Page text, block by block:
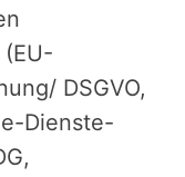
DSGVO,
Dienste-